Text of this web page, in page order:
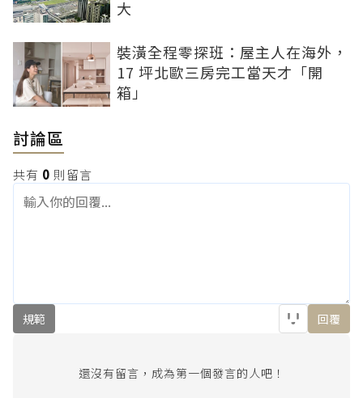
大
裝潢全程零探班：屋主人在海外，
17 坪北歐三房完工當天才「開
箱」
討論區
共有 0 則留言
規範 回覆
還沒有留言，成為第一個發言的人吧！